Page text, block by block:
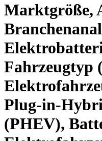
Marktgröße,
Fahrzeugtyp
Plug-in-
(PHEV),